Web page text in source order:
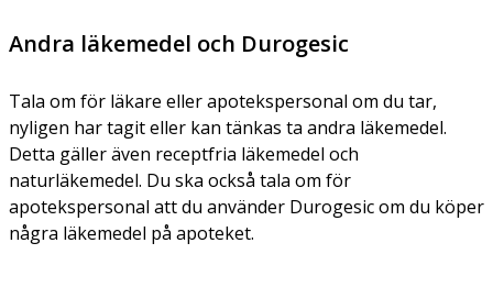
Andra läkemedel och Durogesic
Tala om för läkare eller apotekspersonal om du tar,
nyligen har tagit eller kan tänkas ta andra läkemedel.
Detta gäller även receptfria läkemedel och
naturläkemedel. Du ska också tala om för
apotekspersonal att du använder Durogesic om du köper
några läkemedel på apoteket.